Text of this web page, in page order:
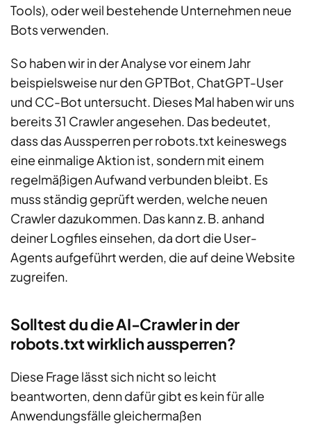
Tools), oder weil bestehende Unternehmen neue
Bots verwenden.
So haben wir in der Analyse vor einem Jahr
beispielsweise nur den GPTBot, ChatGPT-User
und CC-Bot untersucht. Dieses Mal haben wir uns
bereits 31 Crawler angesehen. Das bedeutet,
dass das Aussperren per robots.txt keineswegs
eine einmalige Aktion ist, sondern mit einem
regelmäßigen Aufwand verbunden bleibt. Es
muss ständig geprüft werden, welche neuen
Crawler dazukommen. Das kann z. B. anhand
deiner Logfiles einsehen, da dort die User-
Agents aufgeführt werden, die auf deine Website
zugreifen.
Solltest du die AI-Crawler in der
robots.txt wirklich aussperren?
Diese Frage lässt sich nicht so leicht
beantworten, denn dafür gibt es kein für alle
Anwendungsfälle gleichermaßen